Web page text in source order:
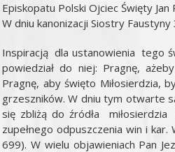
Episkopatu Polski Ojciec Święty
W dniu kanonizacji Siostry
Inspiracją dla ustanowienia tego
powiedział do niej: Pragnę,
Pragnę, aby święto Miłosierdzia,
grzeszników. W dniu tym otwarte
się zbliżą do źródła
zupełnego odpuszczenia win i
699). W wielu objawieniach Pan